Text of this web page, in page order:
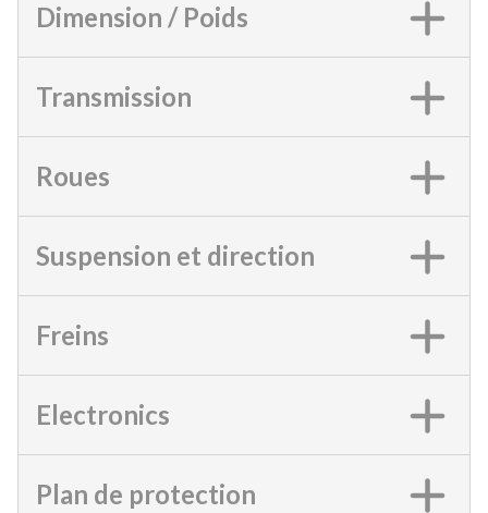
Dimension / Poids
Transmission
Roues
Suspension et direction
Freins
Electronics
Plan de protection